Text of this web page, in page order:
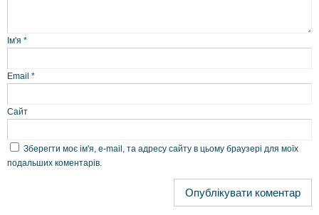
Ім'я *
Email *
Сайт
Зберегти моє ім'я, e-mail, та адресу сайту в цьому браузері для моїх
подальших коментарів.